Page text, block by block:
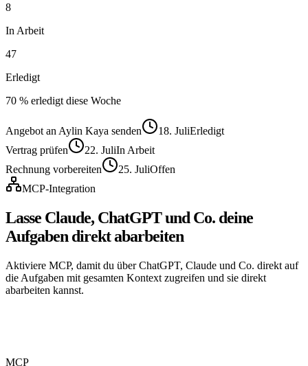
8
In Arbeit
47
Erledigt
70 % erledigt diese Woche
Angebot an Aylin Kaya senden 18. JuliErledigt
Vertrag prüfen
22. JuliIn Arbeit
Rechnung vorbereiten
25. JuliOffen
MCP-Integration
Lasse Claude, ChatGPT und Co. deine
Aufgaben direkt abarbeiten
Aktiviere MCP, damit du über ChatGPT, Claude und Co. direkt auf
die Aufgaben mit gesamten Kontext zugreifen und sie direkt
abarbeiten kannst.
MCP